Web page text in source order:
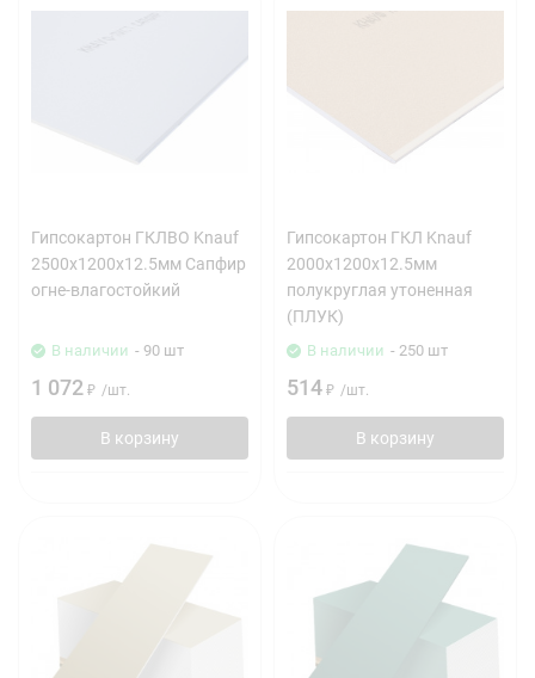
Гипсокартон ГКЛВО Knauf
2500х1200х12.5мм Сапфир
огне-влагостойкий
В наличии - 90 шт
1 072 ₽ /шт.
В корзину
Гипсокартон ГКЛ Knauf
2000х1200х12.5мм
полукруглая утоненная
(ПЛУК)
В наличии - 250 шт
514 ₽ /шт.
В корзину